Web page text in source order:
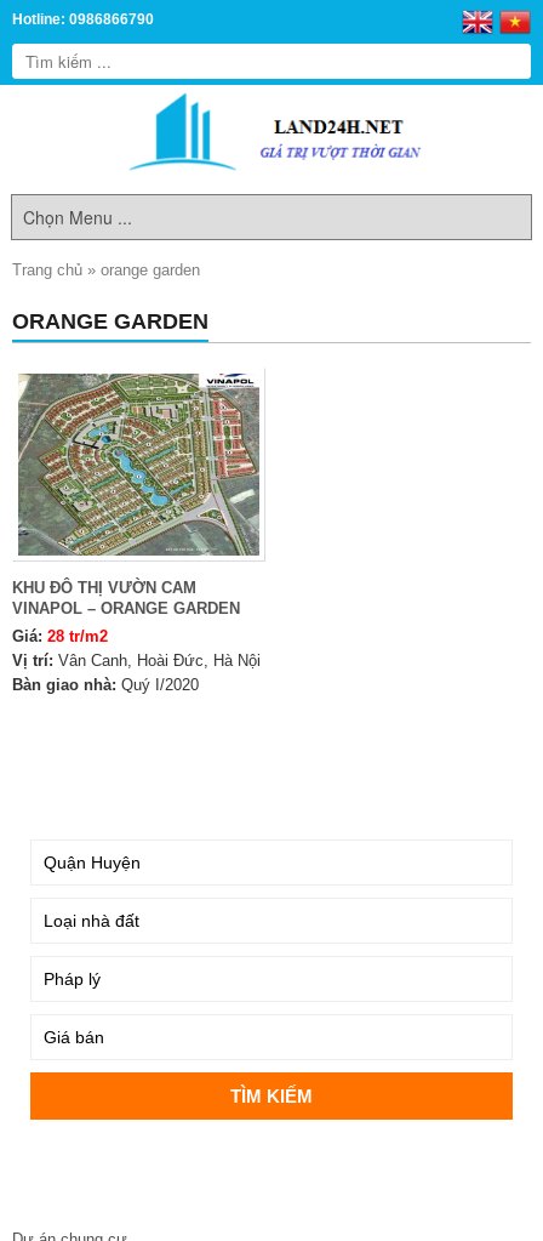
Hotline: 0986866790
Trang chủ » orange garden
ORANGE GARDEN
KHU ĐÔ THỊ VƯỜN CAM
VINAPOL – ORANGE GARDEN
Giá: 28 tr/m2
Vị trí: Vân Canh, Hoài Đức, Hà Nội
Bàn giao nhà: Quý I/2020